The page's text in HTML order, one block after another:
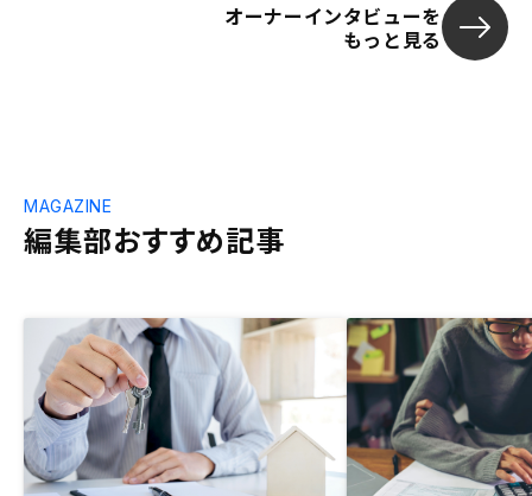
オーナーインタビューを
もっと見る
編集部おすすめ記事
MAGAZINE